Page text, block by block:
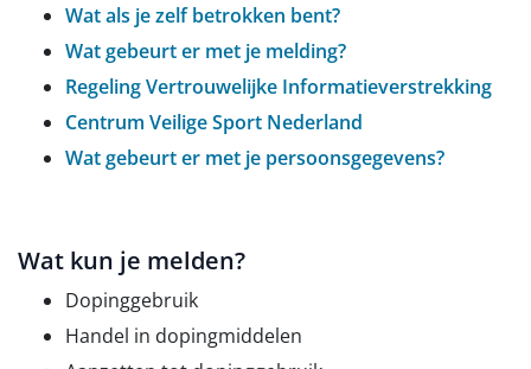
Wat als je zelf betrokken bent?
Wat gebeurt er met je melding?
Regeling Vertrouwelijke Informatieverstrekking
Centrum Veilige Sport Nederland
Wat gebeurt er met je persoonsgegevens?
Wat kun je melden?
Dopinggebruik
Handel in dopingmiddelen